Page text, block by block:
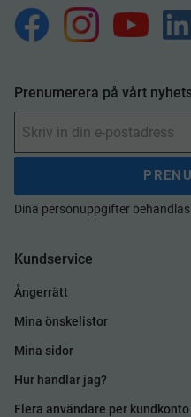
Prenumerera på vårt
Dina personuppgifter
Kundservice
Ångerrätt
Mina önskelistor
Mina sidor
Hur handlar jag?
Flera användare per